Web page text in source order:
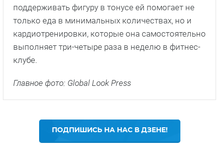
поддерживать фигуру в тонусе ей помогает не
только еда в минимальных количествах, но и
кардиотренировки, которые она самостоятельно
выполняет три-четыре раза в неделю в фитнес-
клубе.
Главное фото: Global Look Press
ПОДПИШИСЬ НА НАС В ДЗЕНЕ!